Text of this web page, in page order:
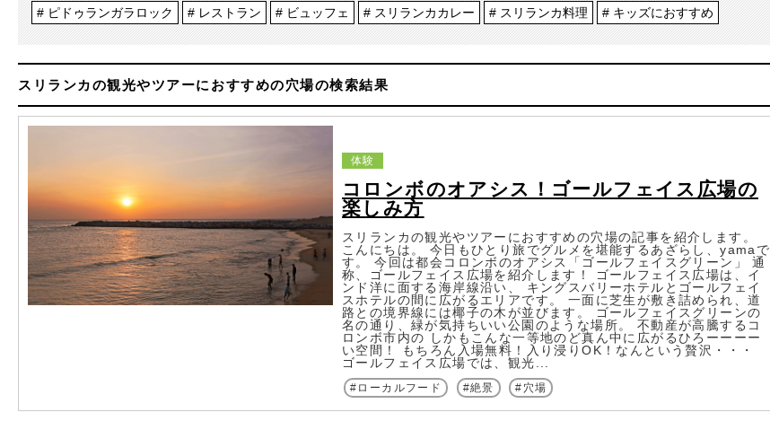
ピドゥランガラロック レストラン ビュッフェ スリランカカレー スリランカ料理 キッズにおすすめ
スリランカの観光やツアーにおすすめの穴場の検索結果
コロンボのオアシス！ゴールフェイス広場の
楽しみ方
体験
スリランカの観光やツアーにおすすめの穴場の記事を紹介します。
こんにちは。 今日もひとり旅でグルメを堪能するあざらし、yamaで
す。 今回は都会コロンボのオアシス「ゴールフェイスグリーン」 通
称、ゴールフェイス広場を紹介します！ ゴールフェイス広場は、イ
ンド洋に面する海岸線沿い、 キングスバリーホテルとゴールフェイ
スホテルの間に広がるエリアです。 一面に芝生が敷き詰められ、道
路との境界線には椰子の木が並びます。 ゴールフェイスグリーンの
名の通り、緑が気持ちいい公園のような場所。 不動産が高騰するコ
ロンボ市内の しかもこんな一等地のど真ん中に広がるひろーーーー
い空間！ もちろん入場無料！入り浸りOK！なんという贅沢・・・
ゴールフェイス広場では、観光...
ローカルフード 絶景 穴場